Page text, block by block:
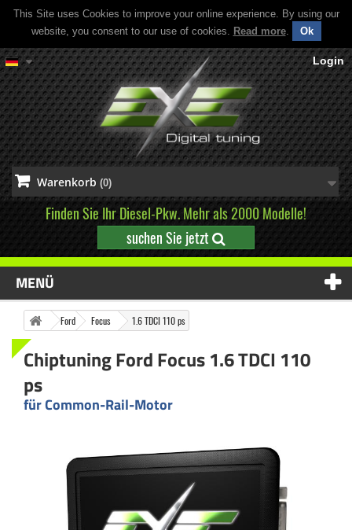
This Site uses Cookies to improve your online experience. By using our
website, you consent to our use of cookies. Read more. Ok
Login
Warenkorb (0)
Finden Sie Ihr Diesel-Pkw. Mehr als 2000 Modelle!
suchen Sie jetzt
MENÜ
Ford Focus 1.6 TDCI 110 ps
Chiptuning Ford Focus 1.6 TDCI 110
ps
für Common-Rail-Motor